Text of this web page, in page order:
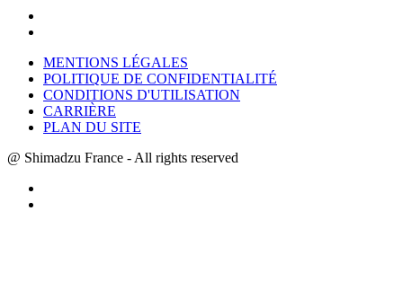
MENTIONS LÉGALES
POLITIQUE DE CONFIDENTIALITÉ
CONDITIONS D'UTILISATION
CARRIÈRE
PLAN DU SITE
@ Shimadzu France - All rights reserved